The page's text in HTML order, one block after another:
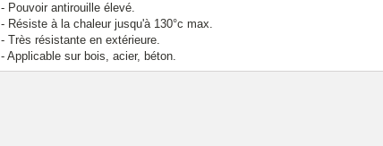
- Pouvoir antirouille élevé.
- Résiste à la chaleur jusqu'à 130°c max.
- Très résistante en extérieure.
- Applicable sur bois, acier, béton.